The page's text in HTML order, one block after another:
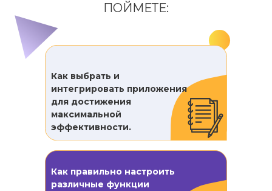
ПОЙМЕТЕ:
Как выбрать и
интегрировать приложения
для достижения
максимальной
эффективности.
Как правильно настроить
различные функции